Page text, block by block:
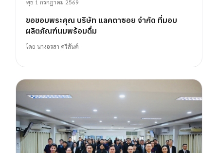
พุธ 1 กรกฎาคม 2569
ขอขอบพระคุณ บริษัท แลคตาซอย จำกัด ที่มอบ
ผลิตภัณฑ์นมพร้อมดื่ม
โดย นางอรสา ศรีสันต์